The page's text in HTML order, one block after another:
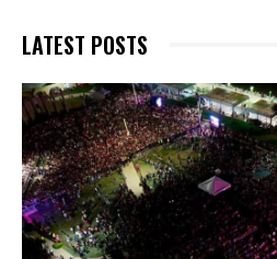
LATEST POSTS